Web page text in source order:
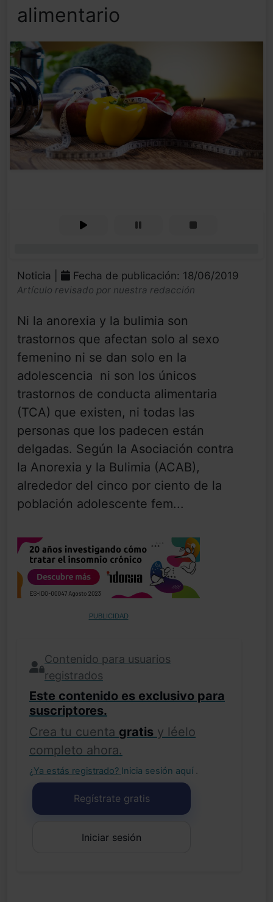
alimentario
Noticia | Fecha de publicación: 18/06/2019
Artículo revisado por nuestra redacción
Ni la anorexia y la bulimia son
trastornos que afectan solo al sexo
femenino ni se dan solo en la
adolescencia ni son los únicos
trastornos de conducta alimentaria
(TCA) que existen, ni todas las
personas que los padecen están
delgadas. Según la Asociación contra
la Anorexia y la Bulimia (ACAB),
alrededor del cinco por ciento de la
población adolescente fem...
PUBLICIDAD
Contenido para usuarios
registrados
Este contenido es exclusivo para
suscriptores.
Crea tu cuenta gratis y léelo
completo ahora.
¿Ya estás registrado? Inicia sesión aquí .
Regístrate gratis
Iniciar sesión